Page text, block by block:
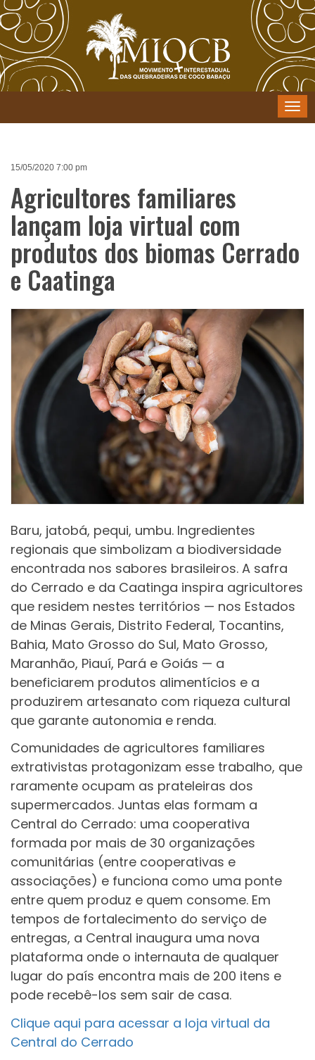
Menu
15/05/2020 7:00 pm
Agricultores familiares
lançam loja virtual com
produtos dos biomas Cerrado
e Caatinga
Baru, jatobá, pequi, umbu. Ingredientes
regionais que simbolizam a biodiversidade
encontrada nos sabores brasileiros. A safra
do Cerrado e da Caatinga inspira agricultores
que residem nestes territórios — nos Estados
de Minas Gerais, Distrito Federal, Tocantins,
Bahia, Mato Grosso do Sul, Mato Grosso,
Maranhão, Piauí, Pará e Goiás — a
beneficiarem produtos alimentícios e a
produzirem artesanato com riqueza cultural
que garante autonomia e renda.
Comunidades de agricultores familiares
extrativistas protagonizam esse trabalho, que
raramente ocupam as prateleiras dos
supermercados. Juntas elas formam a
Central do Cerrado: uma cooperativa
formada por mais de 30 organizações
comunitárias (entre cooperativas e
associações) e funciona como uma ponte
entre quem produz e quem consome. Em
tempos de fortalecimento do serviço de
entregas, a Central inaugura uma nova
plataforma onde o internauta de qualquer
lugar do país encontra mais de 200 itens e
pode recebê-los sem sair de casa.
Clique aqui para acessar a loja virtual da
Central do Cerrado